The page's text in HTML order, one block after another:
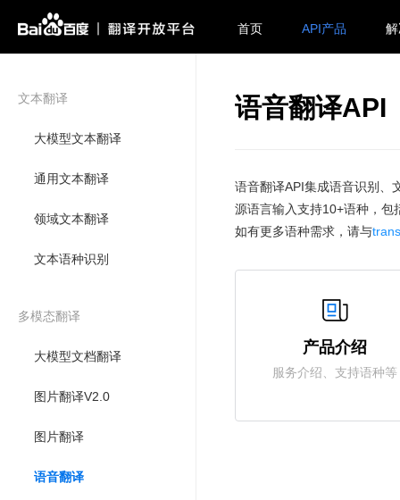
首页 API产品
文本翻译
大模型文本翻译
通用文本翻译
领域文本翻译
文本语种识别
多模态翻译
大模型文档翻译
图片翻译V2.0
图片翻译
语音翻译
语音翻译API
语音翻译API集成语音识别、
源语言输入支持10+语种，包
如有更多语种需求，请与
产品介绍
服务介绍、支持语种等